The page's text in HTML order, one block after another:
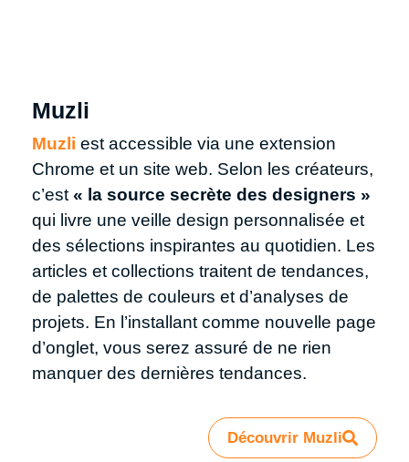
Muzli
Muzli est accessible via une extension
Chrome et un site web. Selon les créateurs,
c’est « la source secrète des designers »
qui livre une veille design personnalisée et
des sélections inspirantes au quotidien. Les
articles et collections traitent de tendances,
de palettes de couleurs et d’analyses de
projets. En l’installant comme nouvelle page
d’onglet, vous serez assuré de ne rien
manquer des dernières tendances.
Découvrir Muzli